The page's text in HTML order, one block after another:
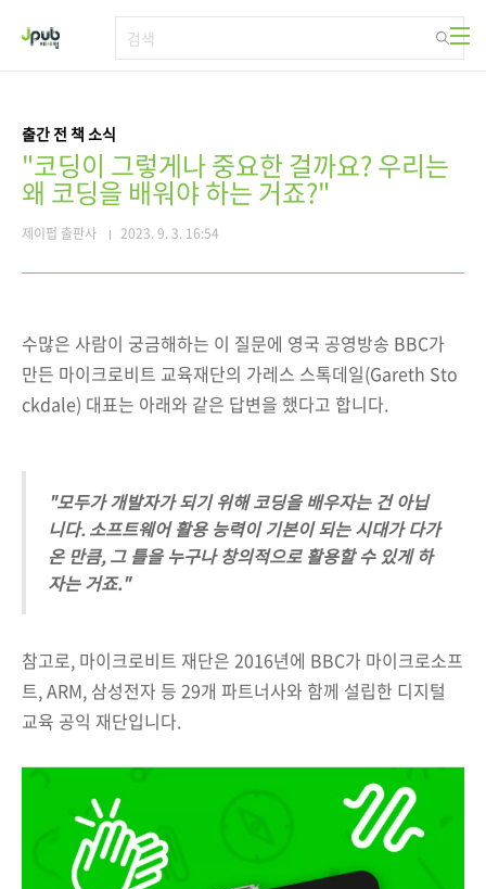
출간 전 책 소식
"코딩이 그렇게나 중요한 걸까요? 우리는
왜 코딩을 배워야 하는 거죠?"
제이펍 출판사 2023. 9. 3. 16:54
수많은 사람이 궁금해하는 이 질문에 영국 공영방송 BBC가
만든 마이크로비트 교육재단의 가레스 스톡데일(Gareth Sto
ckdale) 대표는 아래와 같은 답변을 했다고 합니다.
"모두가 개발자가 되기 위해 코딩을 배우자는 건 아닙
니다. 소프트웨어 활용 능력이 기본이 되는 시대가 다가
온 만큼, 그 틀을 누구나 창의적으로 활용할 수 있게 하
자는 거죠."
참고로, 마이크로비트 재단은 2016년에 BBC가 마이크로소프
트, ARM, 삼성전자 등 29개 파트너사와 함께 설립한 디지털
교육 공익 재단입니다.